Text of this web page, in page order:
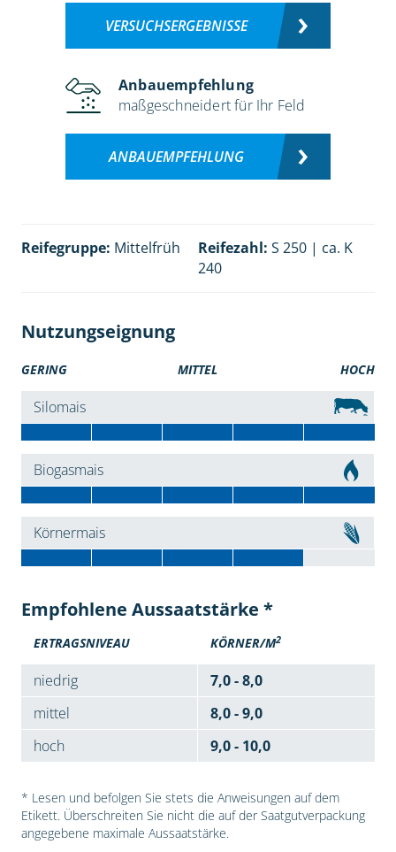
VERSUCHSERGEBNISSE
Anbauempfehlung
maßgeschneidert für Ihr Feld
ANBAUEMPFEHLUNG
Reifegruppe: Mittelfrüh Reifezahl: S 250 | ca. K
240
Nutzungseignung
GERING MITTEL HOCH
Silomais
Biogasmais
Körnermais
Empfohlene Aussaatstärke *
ERTRAGSNIVEAU KÖRNER/M2
niedrig
7,0 - 8,0
mittel
8,0 - 9,0
hoch
9,0 - 10,0
* Lesen und befolgen Sie stets die Anweisungen auf dem
Etikett. Überschreiten Sie nicht die auf der Saatgutverpackung
angegebene maximale Aussaatstärke.